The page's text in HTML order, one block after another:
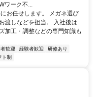
ワーク不...
お任せします。 メガネ選び
渡しなどを担当。 入社後は
加工・調整などの専門知識も
歓迎 経験者歓迎
研修あり
ト制